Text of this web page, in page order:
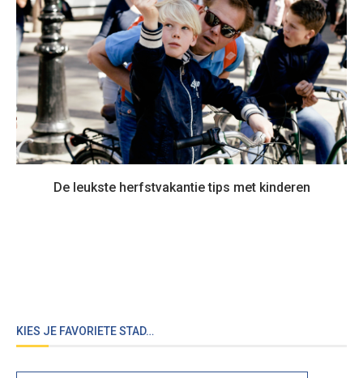
De leukste herfstvakantie tips met kinderen
KIES JE FAVORIETE STAD…